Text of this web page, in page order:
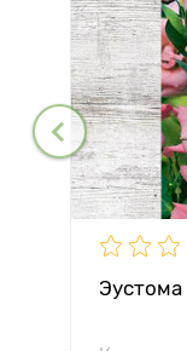
Эустома